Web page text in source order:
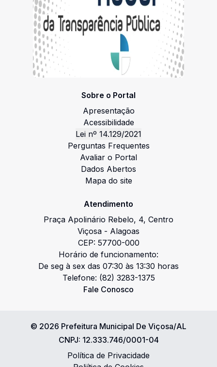
Sobre o Portal
Apresentação
Acessibilidade
Lei nº 14.129/2021
Perguntas Frequentes
Avaliar o Portal
Dados Abertos
Mapa do site
Atendimento
Praça Apolinário Rebelo, 4, Centro
Viçosa - Alagoas
CEP: 57700-000
Horário de funcionamento:
De seg à sex das 07:30 às 13:30 horas
Telefone: (82) 3283-1375
Fale Conosco
© 2026 Prefeitura Municipal De Viçosa/AL
CNPJ: 12.333.746/0001-04
Política de Privacidade